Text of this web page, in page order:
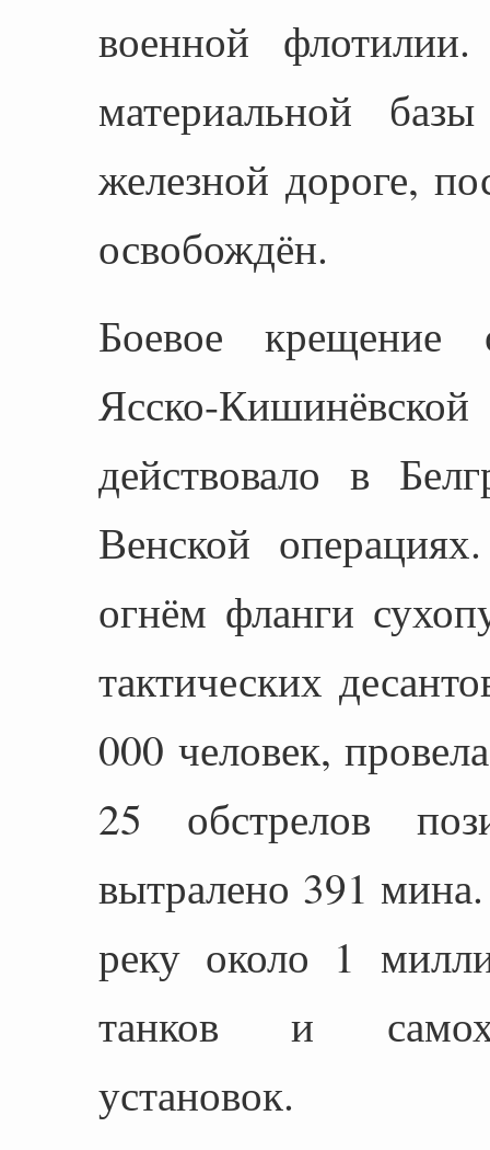
военной
материальной
железной дороге,
освобождён.
Боевое крещение
Ясско-
действовало в
Венской
огнём фланги
тактических
000 человек,
25 обстрелов
вытралено 391
реку около 1
танков и
установок.